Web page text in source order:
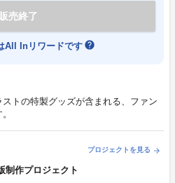
販売終了
All Inリワードです help
トの特製グッズが含まれる、ファン
プロジェクトを見る arrow_forward
制作プロジェクト